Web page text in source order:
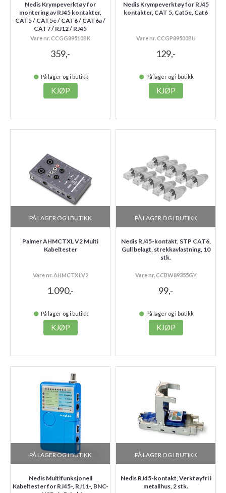
Nedis Krympeverktøy for
montering av RJ45 kontakter,
CAT5 / CAT5e / CAT6 / CAT6a /
CAT7 / RJ12 / RJ45
Vare nr. CCGG89510BK
359,-
På lager og i butikk
KJØP
Nedis Krympeverktøy for RJ45
kontakter, CAT 5, Cat5e, Cat6
Vare nr. CCGP89500BU
129,-
På lager og i butikk
KJØP
PÅ LAGER OG I BUTIKK
Palmer AHMCTXL V2 Multi
Kabeltester
Vare nr. AHMCTXLV2
1.090,-
På lager og i butikk
KJØP
PÅ LAGER OG I BUTIKK
Nedis RJ45-kontakt, STP CAT6,
Gull belagt, strekkavlastning, 10
stk.
Vare nr. CCBW89355GY
99,-
På lager og i butikk
KJØP
PÅ LAGER OG I BUTIKK
Nedis Multifunksjonell
Kabeltester for RJ45-, RJ11-, BNC-
PÅ LAGER OG I BUTIKK
Nedis RJ45-kontakt, Verktøyfri i
metallhus, 2 stk.